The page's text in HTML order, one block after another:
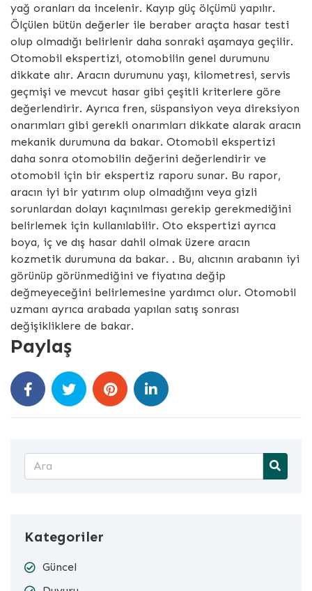
yağ oranları da incelenir. Kayıp güç ölçümü yapılır.
Ölçülen bütün değerler ile beraber araçta hasar testi
olup olmadığı belirlenir daha sonraki aşamaya geçilir.
Otomobil ekspertizi, otomobilin genel durumunu
dikkate alır. Aracın durumunu yaşı, kilometresi, servis
geçmişi ve mevcut hasar gibi çeşitli kriterlere göre
değerlendirir. Ayrıca fren, süspansiyon veya direksiyon
onarımları gibi gerekli onarımları dikkate alarak aracın
mekanik durumuna da bakar. Otomobil ekspertizi
daha sonra otomobilin değerini değerlendirir ve
otomobil için bir ekspertiz raporu sunar. Bu rapor,
aracın iyi bir yatırım olup olmadığını veya gizli
sorunlardan dolayı kaçınılması gerekip gerekmediğini
belirlemek için kullanılabilir. Oto ekspertizi ayrıca
boya, iç ve dış hasar dahil olmak üzere aracın
kozmetik durumuna da bakar. . Bu, alıcının arabanın iyi
görünüp görünmediğini ve fiyatına değip
değmeyeceğini belirlemesine yardımcı olur. Otomobil
uzmanı ayrıca arabada yapılan satış sonrası
değişikliklere de bakar.
Paylaş
Kategoriler
Güncel